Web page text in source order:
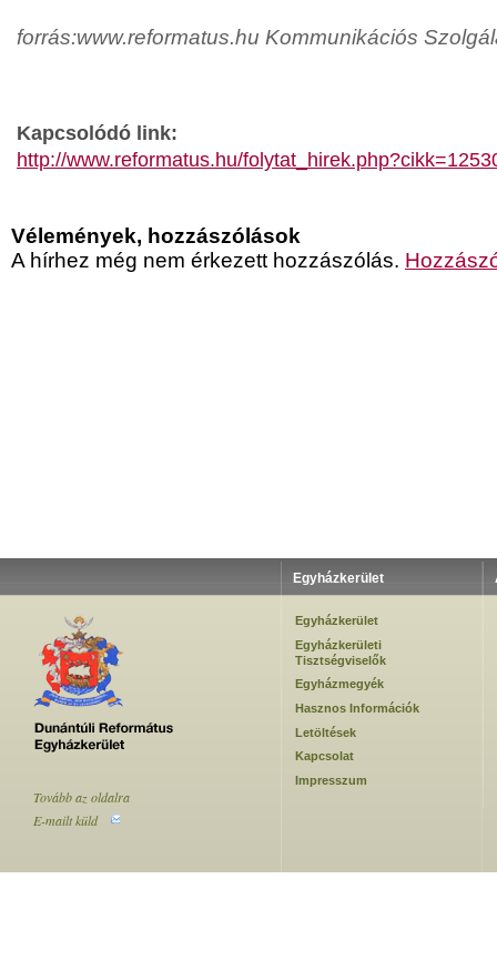
forrás:www.reformatus.hu Kommunikációs
Kapcsolódó link:
http://www.reformatus.hu/
Vélemények, hozzászólások
A hírhez még nem érkezett hozzászólás.
Egyházkerület
Egyházkerület
Egyházkerületi
Tisztségviselők
Egyházmegyék
Hasznos Információk
Letöltések
Kapcsolat
Impresszum
Tovább az oldalra
E-mailt küld